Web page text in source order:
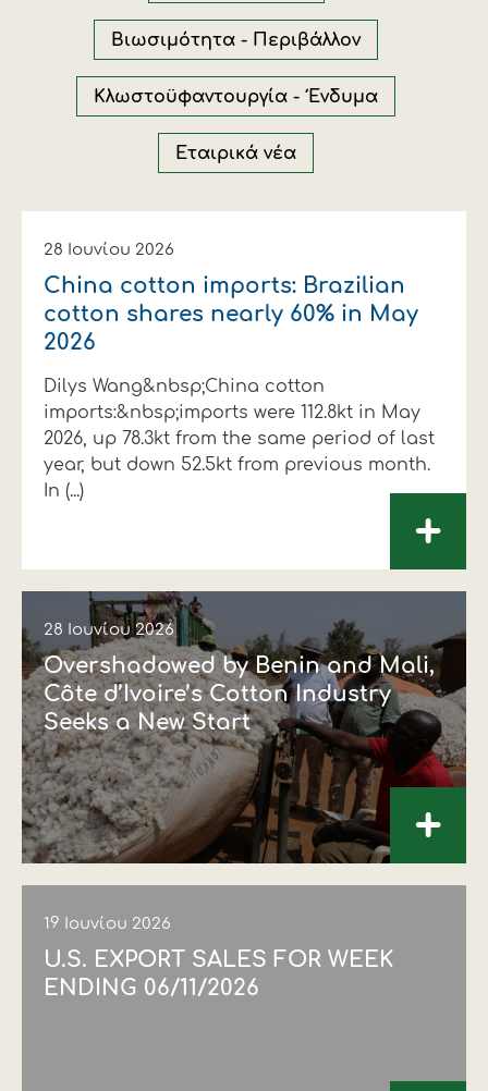
Οικονομικά στοιχεία
Εταιρική δομή
Καινοτομία
Εκδηλώσεις
Πως θα μας βρείτε
ΑΚΟΛΟΥΘΗΣΤΕ ΜΑΣ
Εξαγωγές
Συνέδρια
Πως θα μας βρείτε
ΑΚΟΛΟΥΘΗΣΤΕ ΜΑΣ
Ευφυής γεωργία
Συμβουλευτική στο χωράφι
Εκκόκκιση για λογαριασμό του
παραγωγού
Ιατρικές υπηρεσίες
Πως θα μας βρείτε
ΑΚΟΛΟΥΘΗΣΤΕ ΜΑΣ
Αλυσίδα βάμβακος
Πως θα μας βρείτε
ΑΚΟΛΟΥΘΗΣΤΕ ΜΑΣ
Κλωστοϋφαντουργία - Ένδυση
Εταιρικά νέα
Πως θα μας βρείτε
ΑΚΟΛΟΥΘΗΣΤΕ ΜΑΣ
Πως θα μας βρείτε
ΑΚΟΛΟΥΘΗΣΤΕ ΜΑΣ
Βιωσιμότητα - Περιβάλλον
Κλωστοϋφαντουργία - Ένδυμα
Εταιρικά νέα
28 Ιουνίου 2026
China cotton imports: Brazilian
cotton shares nearly 60% in May
2026
Dilys Wang&nbsp;China cotton
imports:&nbsp;imports were 112.8kt in May
2026, up 78.3kt from the same period of last
year, but down 52.5kt from previous month.
In (...)
+
28 Ιουνίου 2026
Overshadowed by Benin and Mali,
Côte d’Ivoire’s Cotton Industry
Seeks a New Start
+
19 Ιουνίου 2026
U.S. EXPORT SALES FOR WEEK
ENDING 06/11/2026